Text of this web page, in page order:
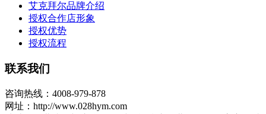
艾克拜尔品牌介绍
授权合作店形象
授权优势
授权流程
联系我们
咨询热线：4008-979-878
网址：http://www.028hym.com